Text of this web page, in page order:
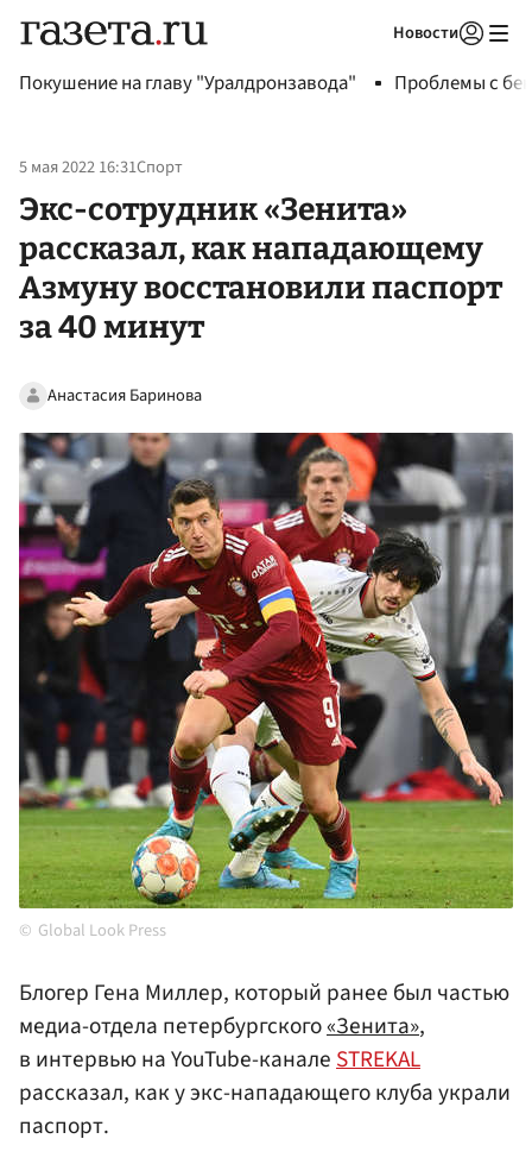
Новости
Покушение на главу "Уралдронзавода" Проблемы с
5 мая 2022 16:31Спорт
Экс-сотрудник «Зенита»
рассказал, как нападающему
Азмуну восстановили паспорт
за 40 минут
Анастасия Баринова
Global Look Press
Блогер Гена Миллер, который ранее был частью
медиа-отдела петербургского«Зенита»,
в интервью на YouTube-каналеSTREKAL
рассказал, как у экс-нападающего клуба украли
паспорт.